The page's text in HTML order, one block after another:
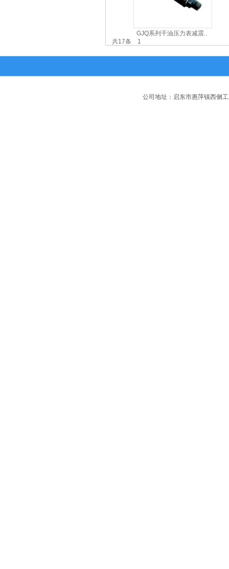
GJQ系列干油压力表减震..
共17条 1
公司地址：启东市惠萍镇西侧工